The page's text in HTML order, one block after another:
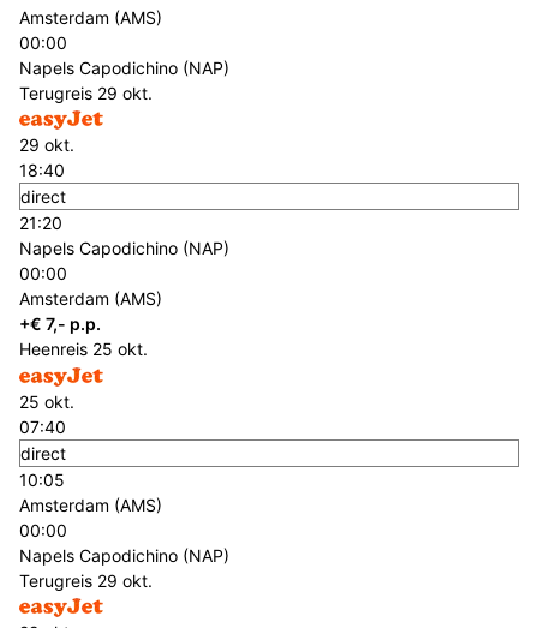
Amsterdam (AMS)
00:00
Napels Capodichino (NAP)
Terugreis 29 okt.
29 okt.
18:40
direct
21:20
Napels Capodichino (NAP)
00:00
Amsterdam (AMS)
+€ 7,- p.p.
Heenreis 25 okt.
25 okt.
07:40
direct
10:05
Amsterdam (AMS)
00:00
Napels Capodichino (NAP)
Terugreis 29 okt.